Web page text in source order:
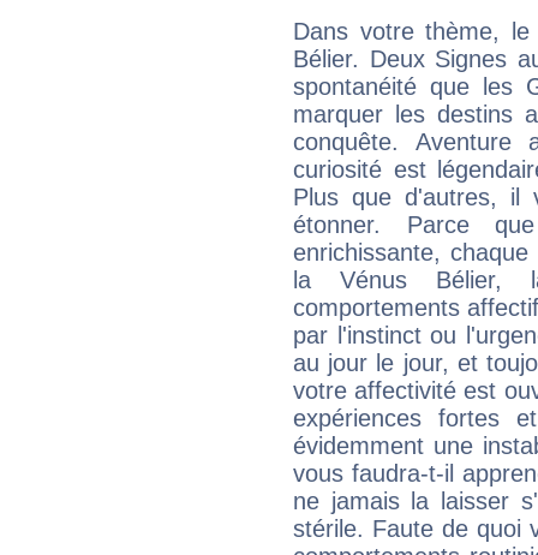
Dans votre thème,
Bélier. Deux Signes
spontanéité que les
marquer les destins
conquête.
curiosité est
Plus que d'autres, il
étonner. Parce
enrichissante,
la Vénus Bélier,
comportements
par l'instinct ou
au jour le jour, et
votre affectivité est
expériences fortes
évidemment une
vous faudra-t-il
ne jamais la laisser
stérile. Faute de quoi